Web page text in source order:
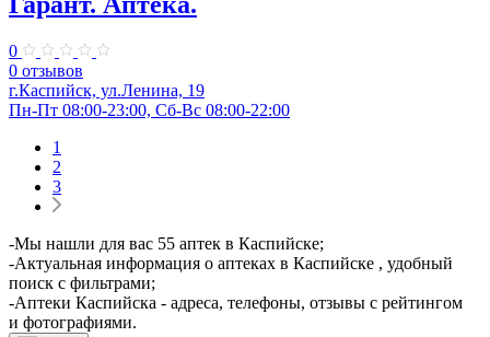
0
0 отзывов
г.Каспийск, ​ул.Ленина, 19
Пн-Пт 08:00-23:00, Сб-Вс 08:00-22:00
1
2
3
-Мы нашли для вас 55 аптек в Каспийске;
-Актуальная информация о аптеках в Каспийске , удобный
поиск с фильтрами;
-Аптеки Каспийска - адреса, телефоны, отзывы с рейтингом
и фотографиями.